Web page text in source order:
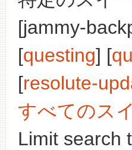
[jammy-
[questing] [
[resolute-
すべてのス
Limit search